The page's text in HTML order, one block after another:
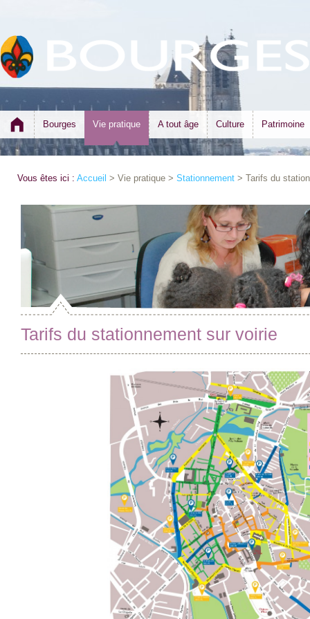
Bourges Vie pratique A tout âge Culture Patrimoine
Vous êtes ici : Accueil > Vie pratique > Stationnement > Tarifs du
Tarifs du stationnement sur voirie